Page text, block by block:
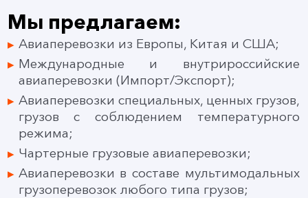
Мы предлагаем:
Авиаперевозки из Европы, Китая и США;
Международные и внутрироссийские
авиаперевозки (Импорт/Экспорт);
Авиаперевозки специальных, ценных грузов,
грузов с соблюдением температурного
режима;
Чартерные грузовые авиаперевозки;
Авиаперевозки в составе мультимодальных
грузоперевозок любого типа грузов;